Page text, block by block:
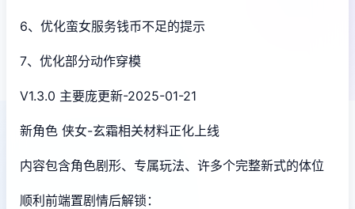
6、优化蛮女服务钱币不足的提示
7、优化部分动作穿模
V1.3.0 主要庞更新-2025-01-21
新角色 侠女-玄霜相关材料正化上线
内容包含角色剧形、专属玩法、许多个完整新式的体位
顺利前端置剧情后解锁：